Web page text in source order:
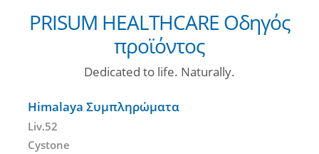
PRISUM HEALTHCARE Οδηγός
προϊόντος
Dedicated to life. Naturally.
Himalaya Συμπληρώματα
Liv.52
Cystone